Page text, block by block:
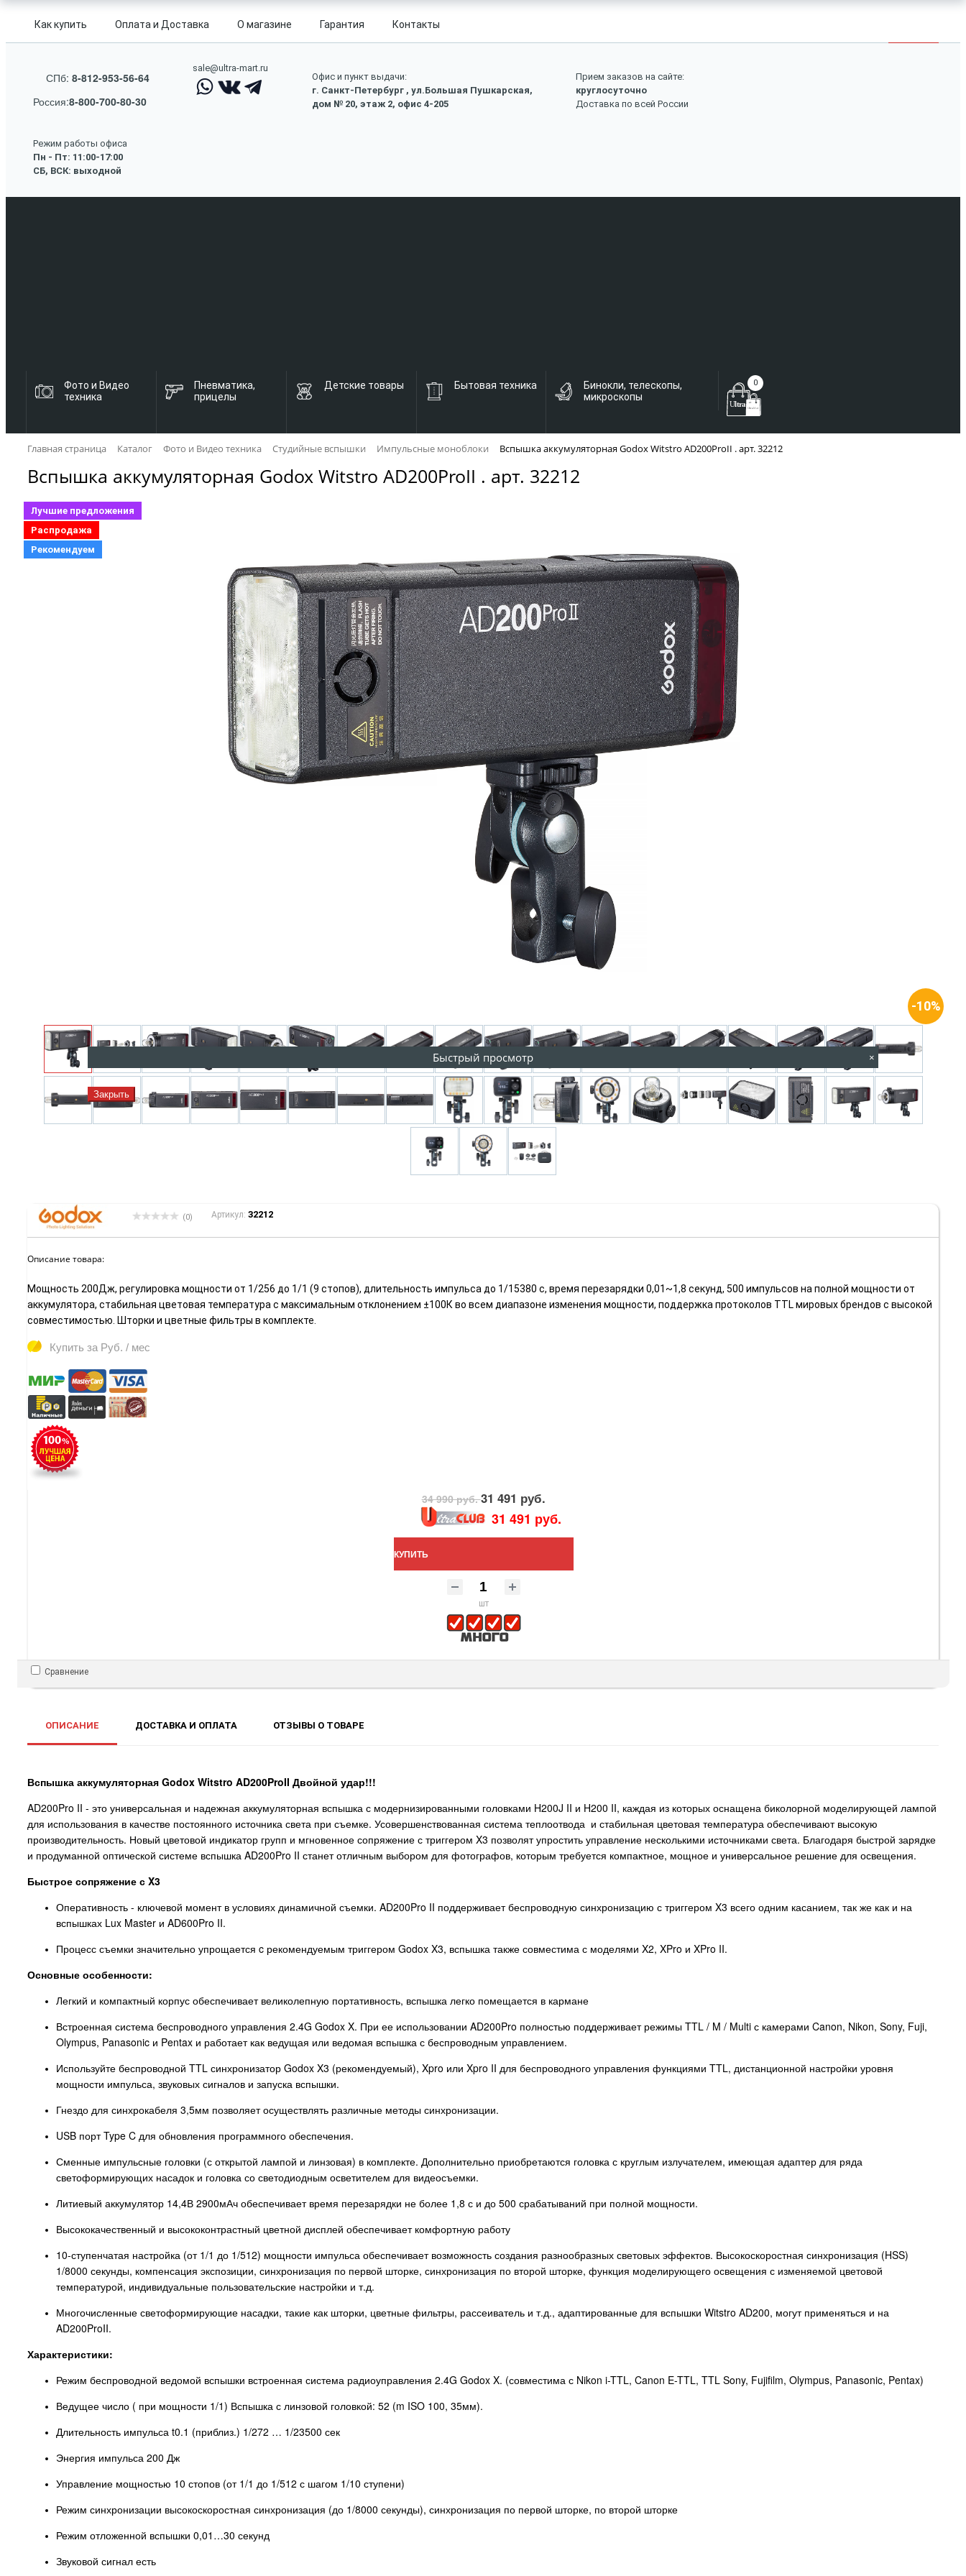
Как купить Оплата и Доставка О магазине Гарантия Контакты
СПб: 8-812-953-56-64
Россия:8-800-700-80-30
sale@ultra-mart.ru
Офис и пункт выдачи:
г. Санкт-Петербург , ул.Большая Пушкарская,
дом № 20, этаж 2, офис 4-205
Прием заказов на сайте:
круглосуточно
Доставка по всей России
Режим работы офиса
Пн - Пт: 11:00-17:00
СБ, ВСК: выходной
Фото и Видео
техника
Пневматика,
прицелы
Детские товары Бытовая техника
Бинокли, телескопы,
микроскопы
0
Главная страница Каталог Фото и Видео техника Студийные вспышки Импульсные моноблоки Вспышка аккумуляторная Godox Witstro AD200ProII . арт. 32212
Вспышка аккумуляторная Godox Witstro AD200ProII . арт. 32212
Лучшие предложения
Распродажа
Рекомендуем
-10%
(0) Артикул: 32212
Описание товара:
Мощность 200Дж, регулировка мощности от 1/256 до 1/1 (9 стопов), длительность импульса до 1/15380 с, время перезарядки 0,01~1,8 секунд, 500 импульсов на полной мощности от
аккумулятора, стабильная цветовая температура с максимальным отклонением ±100К во всем диапазоне изменения мощности, поддержка протоколов TTL мировых брендов с высокой
совместимостью. Шторки и цветные фильтры в комплекте.
Купить за Руб. / мес
34 990 руб.31 491 руб.
31 491 руб.
КУПИТЬ
шт
Сравнение
ОПИСАНИЕ ДОСТАВКА И ОПЛАТА ОТЗЫВЫ О ТОВАРЕ
Вспышка аккумуляторная Godox Witstro AD200ProII Двойной удар!!!
AD200Pro II - это универсальная и надежная аккумуляторная вспышка с модернизированными головками H200J II и H200 II, каждая из которых оснащена биколорной моделирующей лампой
для использования в качестве постоянного источника света при съемке. Усовершенствованная система теплоотвода и стабильная цветовая температура обеспечивают высокую
производительность. Новый цветовой индикатор групп и мгновенное сопряжение с триггером X3 позволят упростить управление несколькими источниками света. Благодаря быстрой зарядке
и продуманной оптической системе вспышка AD200Pro II станет отличным выбором для фотографов, которым требуется компактное, мощное и универсальное решение для освещения.
Быстрое сопряжение с X3
Оперативность - ключевой момент в условиях динамичной съемки. AD200Pro II поддерживает беспроводную синхронизацию с триггером X3 всего одним касанием, так же как и на
вспышках Lux Master и AD600Pro II.
Процесс съемки значительно упрощается c рекомендуемым триггером Godox X3, вспышка также совместима с моделями X2, XPro и XPro II.
Основные особенности:
Легкий и компактный корпус обеспечивает великолепную портативность, вспышка легко помещается в кармане
Встроенная система беспроводного управления 2.4G Godox X. При ее использовании AD200Pro полностью поддерживает режимы TTL / M / Multi с камерами Canon, Nikon, Sony, Fuji,
Olympus, Panasonic и Pentax и работает как ведущая или ведомая вспышка с беспроводным управлением.
Используйте беспроводной TTL синхронизатор Godox X3 (рекомендуемый), Xpro или Xpro II для беспроводного управления функциями TTL, дистанционной настройки уровня
мощности импульса, звуковых сигналов и запуска вспышки.
Гнездо для синхрокабеля 3,5мм позволяет осуществлять различные методы синхронизации.
USB порт Type C для обновления программного обеспечения.
Сменные импульсные головки (с открытой лампой и линзовая) в комплекте. Дополнительно приобретаются головка с круглым излучателем, имеющая адаптер для ряда
светоформирующих насадок и головка со светодиодным осветителем для видеосъемки.
Литиевый аккумулятор 14,4В 2900мАч обеспечивает время перезарядки не более 1,8 с и до 500 срабатываний при полной мощности.
Высококачественный и высококонтрастный цветной дисплей обеспечивает комфортную работу
10-ступенчатая настройка (от 1/1 до 1/512) мощности импульса обеспечивает возможность создания разнообразных световых эффектов. Высокоскоростная синхронизация (HSS)
1/8000 секунды, компенсация экспозиции, синхронизация по первой шторке, синхронизация по второй шторке, функция моделирующего освещения с изменяемой цветовой
температурой, индивидуальные пользовательские настройки и т.д.
Многочисленные светоформирующие насадки, такие как шторки, цветные фильтры, рассеиватель и т.д., адаптированные для вспышки Witstro AD200, могут применяться и на
AD200ProII.
Характеристики:
Режим беспроводной ведомой вспышки встроенная система радиоуправления 2.4G Godox X. (совместима с Nikon i-TTL, Canon E-TTL, TTL Sony, Fujifilm, Olympus, Panasonic, Pentax)
Ведущее число ( при мощности 1/1) Вспышка с линзовой головкой: 52 (m ISO 100, 35мм).
Длительность импульса t0.1 (приблиз.) 1/272 … 1/23500 сек
Энергия импульса 200 Дж
Управление мощностью 10 стопов (от 1/1 до 1/512 с шагом 1/10 ступени)
Режим синхронизации высокоскоростная синхронизация (до 1/8000 секунды), синхронизация по первой шторке, по второй шторке
Режим отложенной вспышки 0,01…30 секунд
Звуковой сигнал есть
Быстрый просмотр ×
Закрыть